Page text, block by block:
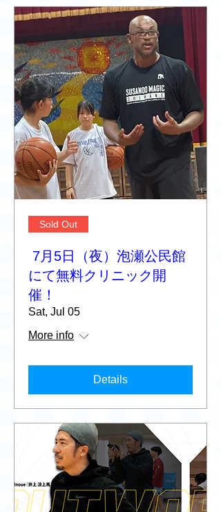
Sold Out
7月5日（夜）泡瀬公民館
にて無料クリニック開
催！
Sat, Jul 05
More info
Details